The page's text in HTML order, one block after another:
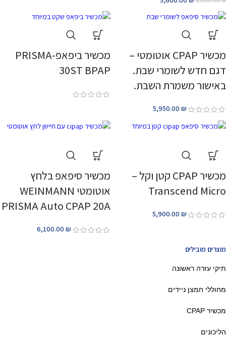
מוצרים מובילים
תיקי עזרה ראשונה
מחוללי חמצן ניידים
מכשיר CPAP
הליכונים
מכשיר CPAP אוטומטי –
דגם חדש לשומרי שבת.
באישור משמרת השבת.
5,950.00 ₪
מכשיר ביפאפ-PRISMA
30ST BPAP
מכשיר CPAP קטן וקל –
Transcend Micro
5,900.00 ₪
מכשיר סיפאפ בלחץ
אוטומטי WEINMANN
PRISMA Auto CPAP 20A
6,100.00 ₪